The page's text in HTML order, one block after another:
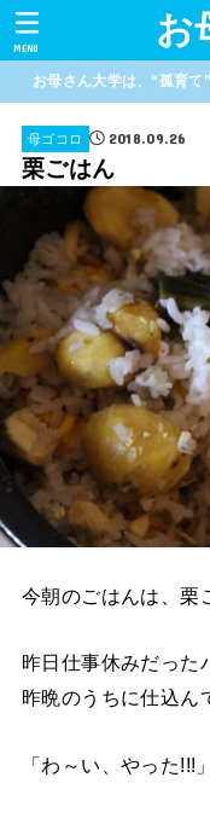
お
MENU
お母さん大学は、“孤育
母ゴコロ 2018.09.26
栗ごはん
今朝のごはんは、栗
昨日仕事休みだった
昨晩のうちに仕込ん
「わ～い、やった!!!」